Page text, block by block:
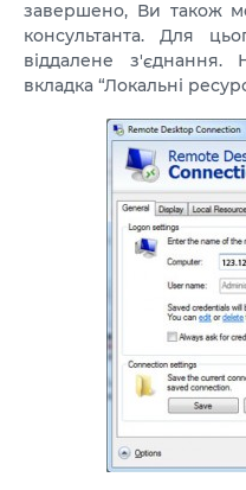
завершено, Ви також
консультанта. Для
віддалене
вкладка “Локальні